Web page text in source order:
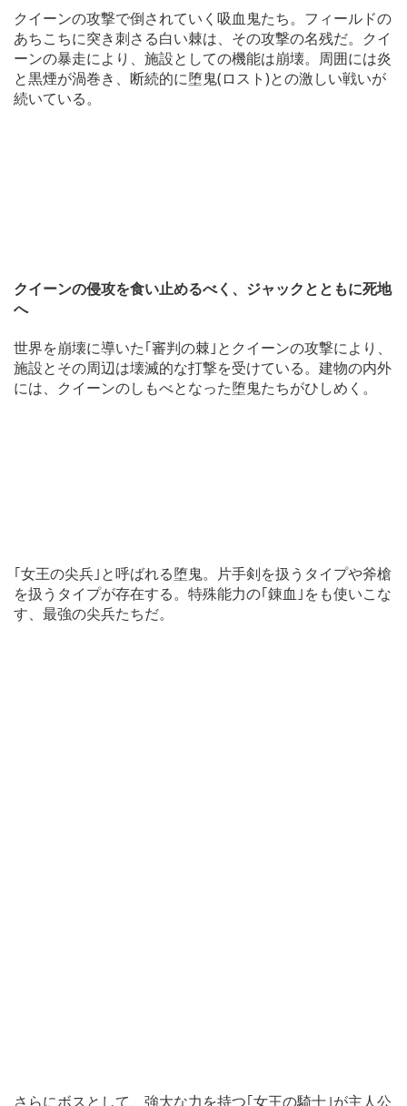
クイーンの攻撃で倒されていく吸血鬼たち。フィールドの
あちこちに突き刺さる白い棘は、その攻撃の名残だ。クイ
ーンの暴走により、施設としての機能は崩壊。周囲には炎
と黒煙が渦巻き、断続的に堕鬼(ロスト)との激しい戦いが
続いている。
クイーンの侵攻を食い止めるべく、ジャックとともに死地
へ
世界を崩壊に導いた｢審判の棘｣とクイーンの攻撃により、
施設とその周辺は壊滅的な打撃を受けている。建物の内外
には、クイーンのしもべとなった堕鬼たちがひしめく。
｢女王の尖兵｣と呼ばれる堕鬼。片手剣を扱うタイプや斧槍
を扱うタイプが存在する。特殊能力の｢錬血｣をも使いこな
す、最強の尖兵たちだ。
さらにボスとして、強大な力を持つ｢女王の騎士｣が主人公